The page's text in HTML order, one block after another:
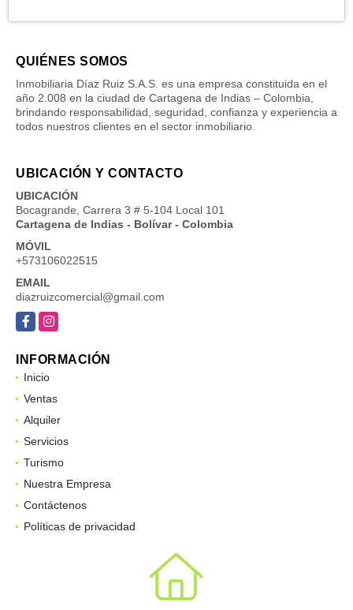
QUIÉNES SOMOS
Inmobiliaria Díaz Ruiz S.A.S. es una empresa constituida en el
año 2.008 en la ciudad de Cartagena de Indias – Colombia,
brindando responsabilidad, seguridad, confianza y experiencia a
todos nuestros clientes en el sector inmobiliario.
UBICACIÓN Y CONTACTO
UBICACIÓN
Bocagrande, Carrera 3 # 5-104 Local 101
Cartagena de Indias - Bolívar - Colombia
MÓVIL
+573106022515
EMAIL
diazruizcomercial@gmail.com
INFORMACIÓN
Inicio
Ventas
Alquiler
Servicios
Turismo
Nuestra Empresa
Contáctenos